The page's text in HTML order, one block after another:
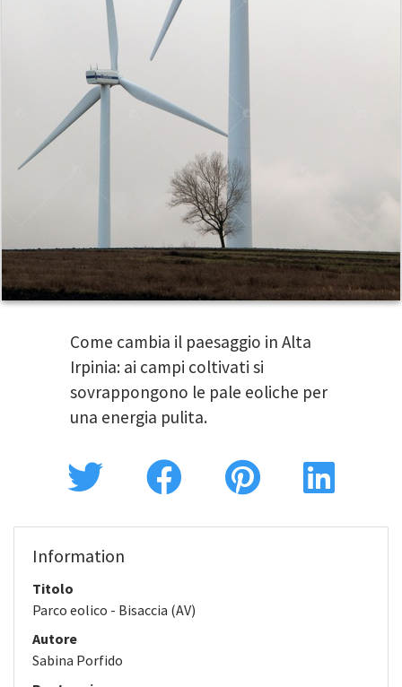
Come cambia il paesaggio in Alta
Irpinia: ai campi coltivati si
sovrappongono le pale eoliche per
una energia pulita.
Information
Titolo
Parco eolico - Bisaccia (AV)
Autore
Sabina Porfido